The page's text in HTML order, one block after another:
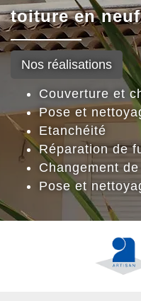
toiture en
Nos réalisations
Couverture et
Pose et
Etanchéité
Réparation de
Changement
Pose et